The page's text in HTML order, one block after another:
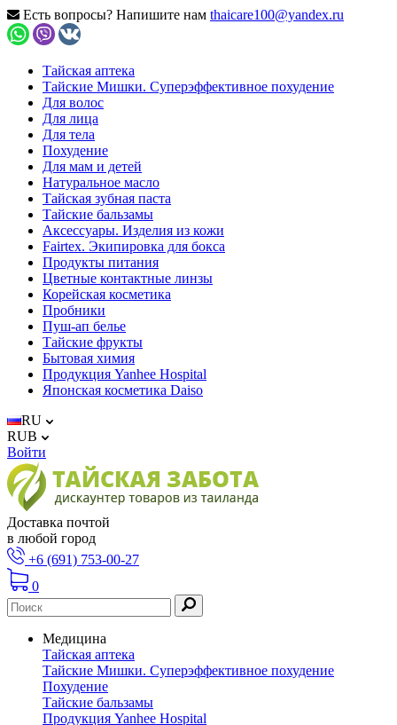
Есть вопросы? Напишите нам thaicare100@yandex.ru
Тайская аптека
Тайские Мишки. Суперэффективное похудение
Для волос
Для лица
Для тела
Похудение
Для мам и детей
Натуральное масло
Тайская зубная паста
Тайские бальзамы
Аксессуары. Изделия из кожи
Fairtex. Экипировка для бокса
Продукты питания
Цветные контактные линзы
Корейская косметика
Пробники
Пуш-ап белье
Тайские фрукты
Бытовая химия
Продукция Yanhee Hospital
Японская косметика Daiso
RU
RUB
Войти
Доставка почтой
в любой город
+6 (691) 753-00-27
0
Медицина
Тайская аптека
Тайские Мишки. Суперэффективное похудение
Похудение
Тайские бальзамы
Продукция Yanhee Hospital